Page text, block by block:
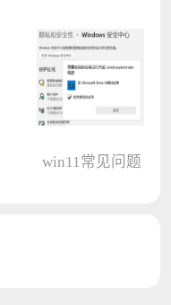
win11常见问题